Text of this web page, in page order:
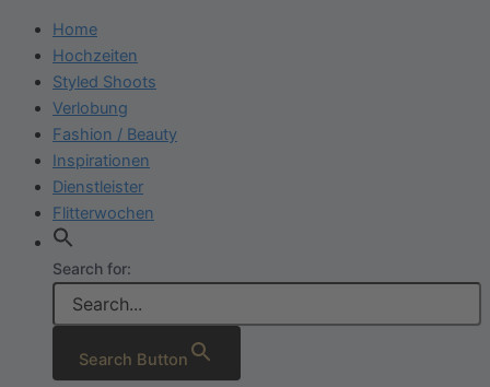
Home
Hochzeiten
Styled Shoots
Verlobung
Fashion / Beauty
Inspirationen
Dienstleister
Flitterwochen
Search for:
Search Button